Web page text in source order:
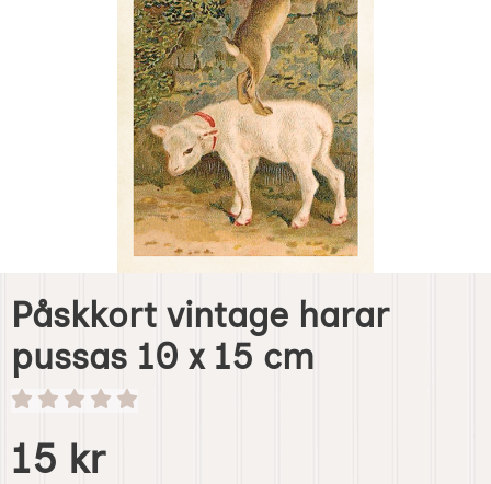
Påskkort vintage harar
pussas 10 x 15 cm
Handla denna produkt Påskkort vintage harar pussas 10
pris
15 kr